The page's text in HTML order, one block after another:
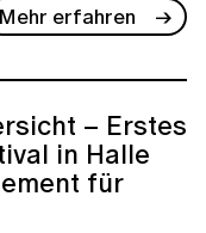
Mehr erfahren
– Erstes
in Halle
für